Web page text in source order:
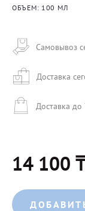
ОБЪЕМ: 100 МЛ
Самовывоз
Доставка
Доставка до
14 100 ₸